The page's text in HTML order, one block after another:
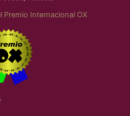
Premio Internacional OX